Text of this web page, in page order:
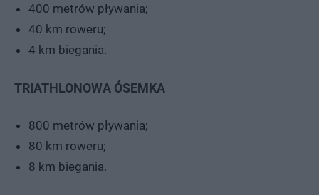
400 metrów pływania;
40 km roweru;
4 km biegania.
TRIATHLONOWA ÓSEMKA
800 metrów pływania;
80 km roweru;
8 km biegania.